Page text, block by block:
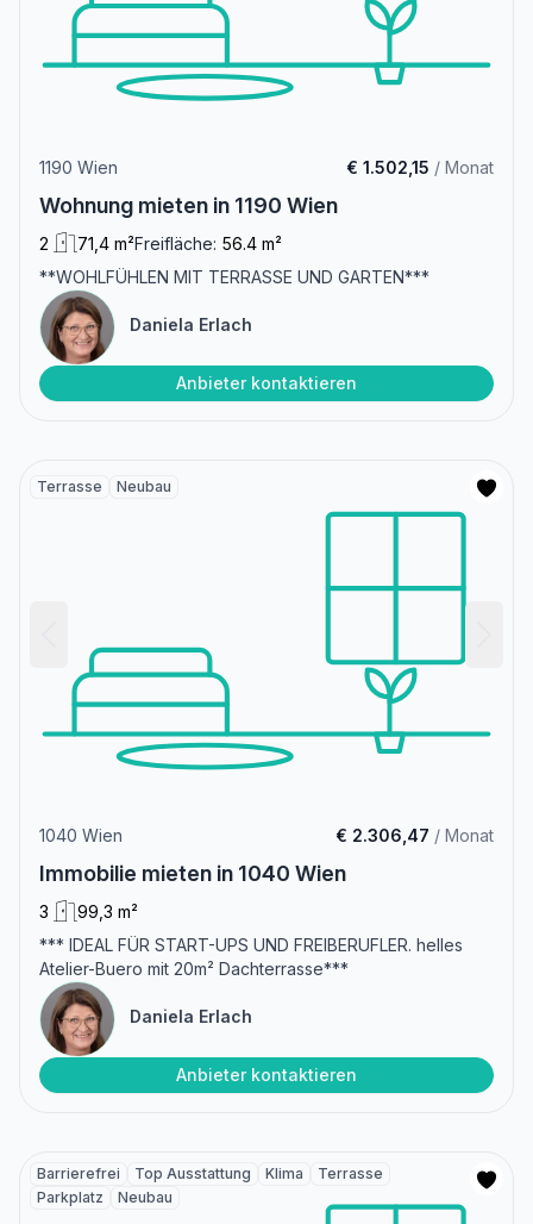
1190 Wien € 1.502,15 / Monat
Wohnung mieten in 1190 Wien
2 71,4 m²Freifläche: 56.4 m²
**WOHLFÜHLEN MIT TERRASSE UND GARTEN***
Daniela Erlach
Anbieter kontaktieren
Terrasse Neubau
1040 Wien € 2.306,47 / Monat
Immobilie mieten in 1040 Wien
3
99,3 m²
*** IDEAL FÜR START-UPS UND FREIBERUFLER. helles
Atelier-Buero mit 20m² Dachterrasse***
Daniela Erlach
Anbieter kontaktieren
Barrierefrei Top Ausstattung Klima
Terrasse
Parkplatz
Neubau